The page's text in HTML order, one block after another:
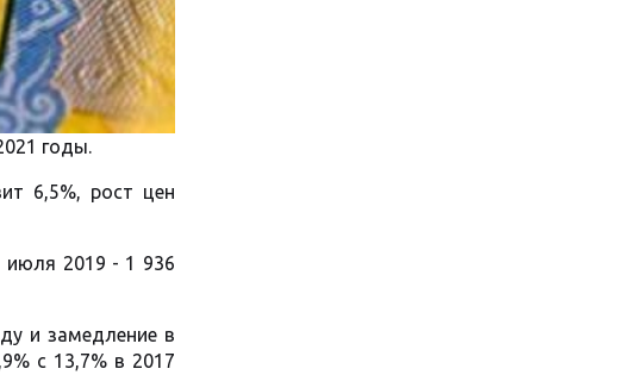
годы.
6,5%, рост цен
июля 2019 - 1 936
и замедление в
с 13,7% в 2017